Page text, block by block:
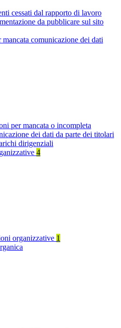
cessati dal rapporto di lavoro
da pubblicare sul sito
mancata comunicazione dei dati
per mancata o incompleta
dei dati da parte dei titolari
dirigenziali
4
organizzative 1